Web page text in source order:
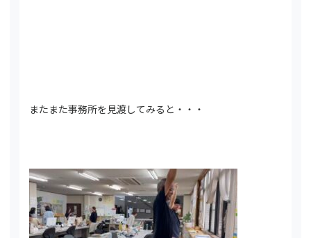
またまた事務所を見渡してみると・・・